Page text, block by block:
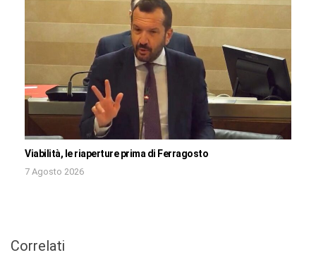
Viabilità, le riaperture prima di Ferragosto
7 Agosto 2026
Correlati